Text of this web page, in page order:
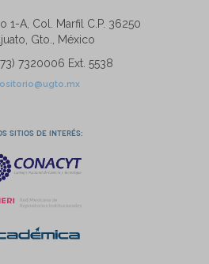
1-A, Col. Marfil C.P. 36250
Gto., México
7320006 Ext. 5538
sitios de interés: